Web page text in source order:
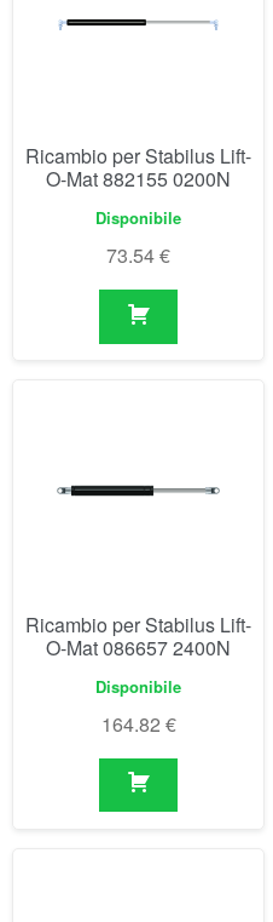
Ricambio per Stabilus Lift-
O-Mat 882155 0200N
Disponibile
73.54€
Ricambio per Stabilus Lift-
O-Mat 086657 2400N
Disponibile
164.82 €